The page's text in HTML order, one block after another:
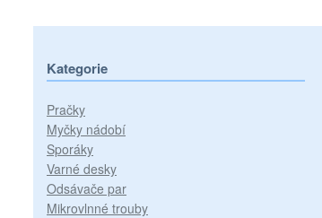
Kategorie
Pračky
Myčky nádobí
Sporáky
Varné desky
Odsávače par
Mikrovlnné trouby